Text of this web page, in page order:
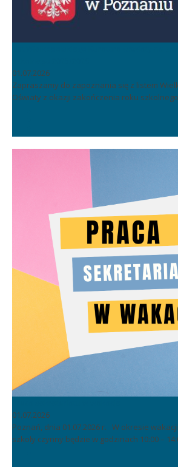
01.07.2026
Zapraszamy do zapoznania się z listem
Oświaty z okazji zakończenia roku
01.07.2026
Poznań, dnia 01.07.2026 r. W okresie
szkoły czynny będzie w godzinach 10:00 –